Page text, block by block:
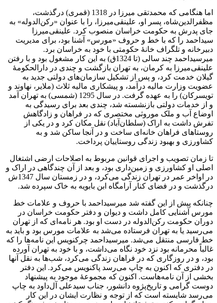
اما هنگامی که محمدتقی میرزا در 1318 (قمری) درگذشت،
مظفرالدین‌شاه، پسر او، علینقی‌میرزا، را با عنوان «رکن‌الدوله» به
جای پدرش به حکومت خراسان منصوب کرد. علینقی‌میرزا
سیداحمد را که با خط و حروف «مورس» آشنا بود، برای مدیریت
دبیرخانه و تلگراف خانۀ حکومتی با خود به خراسان برد.
میرسیداحمد چند سالی (تا 1324ق) به این کار مشغول بود و با رفتن
علینقی‌میرزا به کرمان، به تهران بازگشت و چندی در دارالحکومۀ
گیلان خدمت کرد، و پس از تشکیل سازمان‌های دولتی جدید به
عضویت وزارت مالیه درآمد، و پیشکاری مالیه ثلاث (ملایر، نهاوند و
تویسرکان) را به عهده گرفت. در سال 1295 (شمسی) به تهران آمد
و از خدمات دولتی بازنشسته شد، چندی بعد برای رسیدگی به
اوضاع آب و ملک موروثی مختصری که در فراهان و زادگاهش
تفرش داشت به اراک (سلطان‌آباد) نقل مکان کرد و در یکی از
روستاهای فراهان خانه‌ای ساخت و در آنجا ساکن شد و به
کشاورزی و بهبود زندگی روستاییان پرداخت.
تا زمان تصویب و اجرای قوانین مربوط به اصلاحات ارضی اشتغال
اصلی او کشاورزی و زمین‌داری بود، و بعد از آن چندگاهی در اراک و
در اواخر عمر در تهران زندگی می‌کرد، و در زمستان سال 1347ش
درگذشت و در فضای کنار آرامگاه ابن بابویه به خاک سپرده شد.
چنانکه پیش از این گفته شد میرسیداحمد با حروف و علامات خط
مورس آشنایی کامل داشت و دیوان و دفتر حکومت خراسان در
دوران حکومت رکن‌الدوله در دست او بود. هر نامه‌ای که از تهران
می‌رسید یا به تهران فرستاده می‌شد به علامات مورس بود و باید به
خط فارسی منتقل می‌شد. میرسیداحمد چرکنویس این نامه‌ها را که
غالباً محرمانه بود نزد خود نگاه می‌داشت، و با خود به تهران آورده
بود، و در روزگاری که در فراهان زندگی می‌کرد، شب‌ها به نقل آنها
در دفتری که اکنون به چاپ می‌رسد پاکنویس می‌کرد. این دفتر
بخشی از آن نامه‌هاست. اکنون که مجموعۀ موجود به پیشنهاد
دوست گرامی و تاریخ‌پژوه دانشور، جناب سیدعلی آل‌داود به چاپ
می‌رسد شایسته است که از توجه و نظارت ایشان در این کار